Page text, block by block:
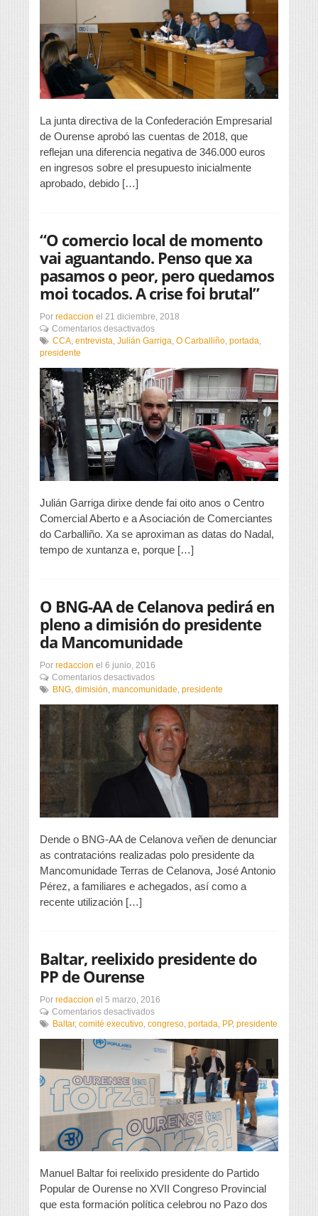
prepara
para
las
elecciones
para
elegir
a
su
La junta directiva de la Confederación Empresarial
de Ourense aprobó las cuentas de 2018, que
reflejan una diferencia negativa de 346.000 euros
en ingresos sobre el presupuesto inicialmente
aprobado, debido […]
“O comercio local de momento
vai aguantando. Penso que xa
pasamos o peor, pero quedamos
moi tocados. A crise foi brutal”
Por redaccion el 21 diciembre, 2018
Comentarios desactivadosen
“O
de
momento
vai
aguantando.
Penso
que
xa
pasamos
pero
quedamos
moi
tocados.
crise
CCA entrevista Julián Garriga O Carballiño portada
presidente
Julián Garriga dirixe dende fai oito anos o Centro
Comercial Aberto e a Asociación de Comerciantes
do Carballiño. Xa se aproximan as datas do Nadal,
tempo de xuntanza e, porque […]
O BNG-AA de Celanova pedirá en
pleno a dimisión do presidente
da Mancomunidade
Por redaccion el 6 junio, 2016
Comentarios desactivadosen
O
AA
de
Celanova
pedirá
en
pleno
a
dimisión
da
Mancomunidade
BNG dimisión mancomunidade presidente
Dende o BNG-AA de Celanova veñen de denunciar
as contratacións realizadas polo presidente da
Mancomunidade Terras de Celanova, José Antonio
Pérez, a familiares e achegados, así como a
recente utilización […]
Baltar, reelixido presidente do
PP de Ourense
Por redaccion el 5 marzo, 2016
Comentarios desactivadosen
Baltar,
presidente
de
Ourense
Baltar, comité executivo congreso portada PP, presidente
Manuel Baltar foi reelixido presidente do Partido
Popular de Ourense no XVII Congreso Provincial
que esta formación política celebrou no Pazo dos